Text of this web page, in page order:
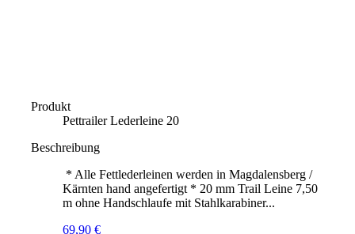
Produkt
Pettrailer Lederleine 20
Beschreibung
* Alle Fettlederleinen werden in Magdalensberg /
Kärnten hand angefertigt * 20 mm Trail Leine 7,50
m ohne Handschlaufe mit Stahlkarabiner...
69,90€